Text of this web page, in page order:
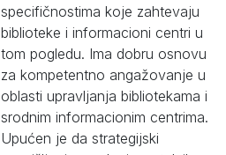
specifičnostima koje zahtevaju
biblioteke i informacioni centri u
tom pogledu. Ima dobru osnovu
za kompetentno angažovanje u
oblasti upravljanja bibliotekama i
srodnim informacionim centrima.
Upućen je da strategijski